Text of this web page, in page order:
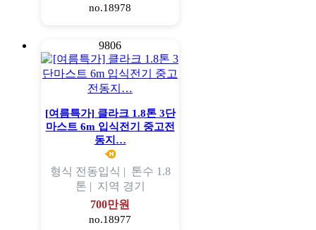
no.18978
9806
[여름특가] 클라크 1.8톤 3단
마스트 6m 입식전기 중고전
동지…
형식 전동입식 | 톤수 1.8
톤 | 지역 경기
700만원
no.18977